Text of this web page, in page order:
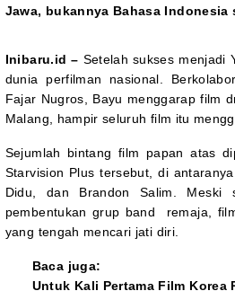
Jawa, bukannya Bahasa
Inibaru.id – Setelah sukses menjadi
dunia perfilman nasional.
Fajar Nugros, Bayu menggarap film
Malang, hampir seluruh film itu
Sejumlah bintang film papan atas
Starvision Plus tersebut, di
Didu, dan Brandon Salim. Meski
pembentukan grup band remaja,
yang tengah mencari jati diri.
Baca juga:
Untuk Kali Pertama Film Korea